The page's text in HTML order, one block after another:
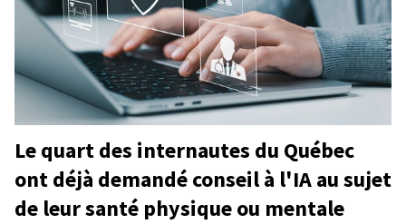
Le quart des internautes du Québec
ont déjà demandé conseil à l'IA au sujet
de leur santé physique ou mentale